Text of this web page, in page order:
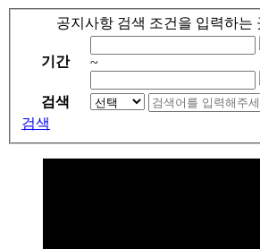
공지사항 검색 조건을 입력하는
기간 ~
검색
검색